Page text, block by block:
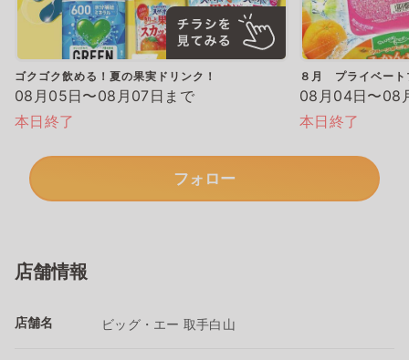
ゴクゴク飲める！夏の果実ドリンク！
08月05日〜08月07日まで
本日終了
８月 プライベート
08月04日〜08
本日終了
フォロー
店舗情報
店舗名 ビッグ・エー 取手白山